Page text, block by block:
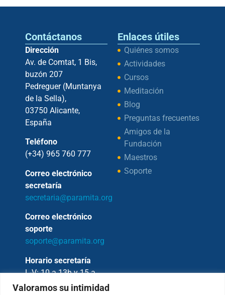
Valoramos su intimidad
Contáctanos
Dirección
Av. de Comtat, 1 Bis,
buzón 207
Pedreguer (Muntanya
de la Sella),
03750 Alicante,
España
Teléfono
(+34) 965 760 777
Correo electrónico
secretaría
secretaria@paramita.org
Correo electrónico
soporte
soporte@paramita.org
Horario secretaría
L-V: 10 a 13h y 15 a
17h
Enlaces útiles
Quiénes somos
Actividades
Cursos
Meditación
Blog
Preguntas frecuentes
Amigos de la
Fundación
Maestros
Soporte